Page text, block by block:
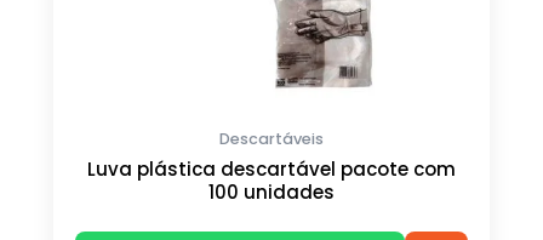
Descartáveis
Luva plástica descartável pacote com
100 unidades